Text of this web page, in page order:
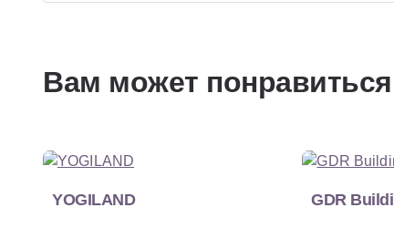
Вам может понравиться
YOGILAND GDR